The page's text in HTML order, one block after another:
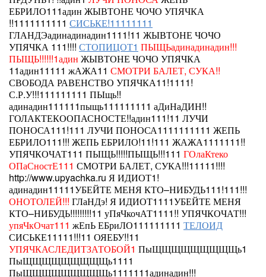
ЕБРИЛО111адин ЖЫВТОНЕ ЧОЧО УПЯЧКА
!!1111111111 СИСЬКЕ!11111111
ГЛАНДЭадинадинадин1111!11 ЖЫВТОНЕ ЧОЧО
УПЯЧКА 111!!!! СТОПИЦОТ1 ПЫЩЬадинадинадин!!!
ПЫЩЬ!!!!!!1адин ЖЫВТОНЕ ЧОЧО УПЯЧКА
11адин11111 жАЖА11 СМОТРИ БАЛЕТ, СУКА!!
СВОБОДА РАВЕНСТВО УПЯЧКА11!1111!
С.Р.У!!!111111111 ПЫщь!!
адинадин111111пыщь111111111 аДиНаДИН!!
ГОЛАКТЕКООПАСНОСТЕ!!адин111!11 ЛУЧИ
ПОНОСА111!111 ЛУЧИ ПОНОСА1111111111 ЖЕПЬ
ЕБРИЛО111!!! ЖЕПЬ ЕБРИЛО!11!111 ЖАЖА1111111!!
УПЯЧКОЧАТ111 ПЫЩЬ!!!!!ПЫЩЬ!!!111 ГОлаКтеко
ОПаСностЕ111 СМОТРИ БАЛЕТ, СУКА!!!11111!!!!
http://www.upyachka.ru Я ИДИОТ1!
адинадин11111УБЕЙТЕ МЕНЯ КТО–НИБУДЬ111!111!!!
ОНОТОЛЕЙ!!! ГЛаНДэ! Я ИДИОТ1111УБЕЙТЕ МЕНЯ
КТО–НИБУДЬ!!!!!!!!!11 уПяЧкочАТ1111!! УПЯЧКОЧАТ!!!
упяЧкОчат111 жЕпЬ ЕБриЛО111111111 ТЕЛОИД
СИСЬКЕ11111!!!11 ОЯЕБУ!!11
УПЯЧКАСЛЕДИТЗАТОБОЙ1 ПыЩЩЩЩЩЩЩЩЩь1
ПыЩЩЩЩЩЩЩЩЩь1111
ПыЩЩЩЩЩЩЩЩЩь1111111адинадин!!!